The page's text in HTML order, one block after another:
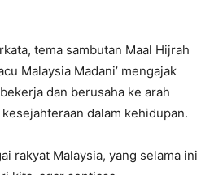
tema sambutan Maal Hijrah
Malaysia Madani’ mengajak
dan berusaha ke arah
dalam kehidupan.
rakyat Malaysia, yang selama ini